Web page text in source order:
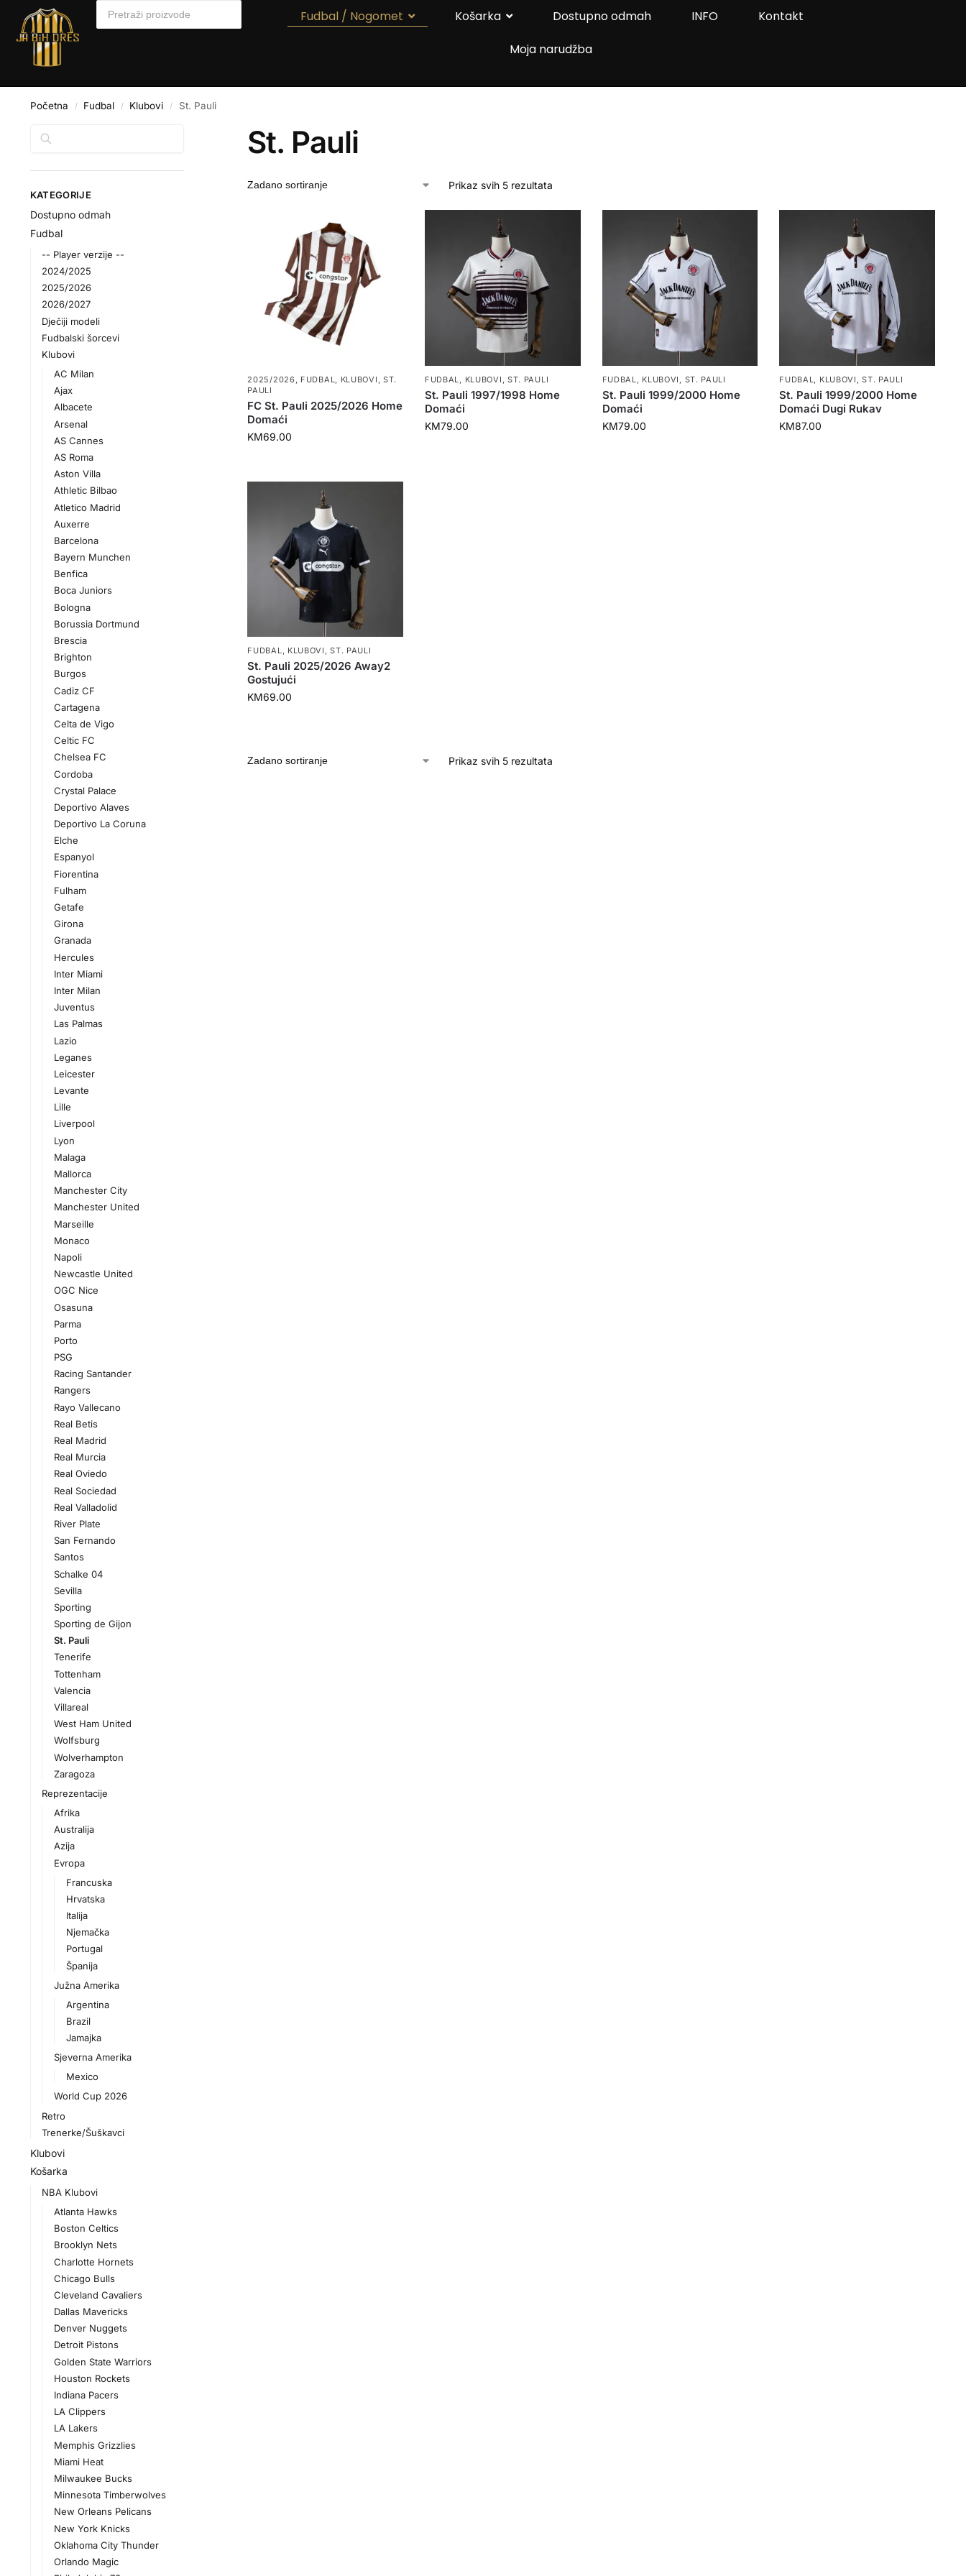
Fudbal / Nogomet Košarka Dostupno odmah INFO
Kontakt
Moja narudžba
Početna / Fudbal / Klubovi / St. Pauli
St. Pauli
Prikaz svih 5 rezultata
2025/2026 FUDBAL KLUBOVI
ST.
PAULI
FC St. Pauli 2025/2026 Home
Domaći
KM69.00
FUDBAL KLUBOVI ST. PAULI
St. Pauli 1997/1998 Home
Domaći
KM79.00
FUDBAL KLUBOVI ST. PAULI
St. Pauli 1999/2000 Home
Domaći
KM79.00
FUDBAL KLUBOVI ,ST. PAULI
St. Pauli 1999/2000 Home
Domaći Dugi Rukav
KM87.00
FUDBAL, KLUBOVI ,ST. PAULI
St. Pauli 2025/2026 Away2
Gostujući
KM69.00
Prikaz svih 5 rezultata
KATEGORIJE
Dostupno odmah
Fudbal
-- Player verzije --
2024/2025
2025/2026
2026/2027
Dječiji modeli
Fudbalski šorcevi
Klubovi
AC Milan
Ajax
Albacete
Arsenal
AS Cannes
AS Roma
Aston Villa
Athletic Bilbao
Atletico Madrid
Auxerre
Barcelona
Bayern Munchen
Benfica
Boca Juniors
Bologna
Borussia Dortmund
Brescia
Brighton
Burgos
Cadiz CF
Cartagena
Celta de Vigo
Celtic FC
Chelsea FC
Cordoba
Crystal Palace
Deportivo Alaves
Deportivo La Coruna
Elche
Espanyol
Fiorentina
Fulham
Getafe
Girona
Granada
Hercules
Inter Miami
Inter Milan
Juventus
Las Palmas
Lazio
Leganes
Leicester
Levante
Lille
Liverpool
Lyon
Malaga
Mallorca
Manchester City
Manchester United
Marseille
Monaco
Napoli
Newcastle United
OGC Nice
Osasuna
Parma
Porto
PSG
Racing Santander
Rangers
Rayo Vallecano
Real Betis
Real Madrid
Real Murcia
Real Oviedo
Real Sociedad
Real Valladolid
River Plate
San Fernando
Santos
Schalke 04
Sevilla
Sporting
Sporting de Gijon
St. Pauli
Tenerife
Tottenham
Valencia
Villareal
West Ham United
Wolfsburg
Wolverhampton
Zaragoza
Reprezentacije
Afrika
Australija
Azija
Evropa
Francuska
Hrvatska
Italija
Njemačka
Portugal
Španija
Južna Amerika
Argentina
Brazil
Jamajka
Sjeverna Amerika
Mexico
World Cup 2026
Retro
Trenerke/Šuškavci
Klubovi
Košarka
NBA Klubovi
Atlanta Hawks
Boston Celtics
Brooklyn Nets
Charlotte Hornets
Chicago Bulls
Cleveland Cavaliers
Dallas Mavericks
Denver Nuggets
Detroit Pistons
Golden State Warriors
Houston Rockets
Indiana Pacers
LA Clippers
LA Lakers
Memphis Grizzlies
Miami Heat
Milwaukee Bucks
Minnesota Timberwolves
New Orleans Pelicans
New York Knicks
Oklahoma City Thunder
Orlando Magic